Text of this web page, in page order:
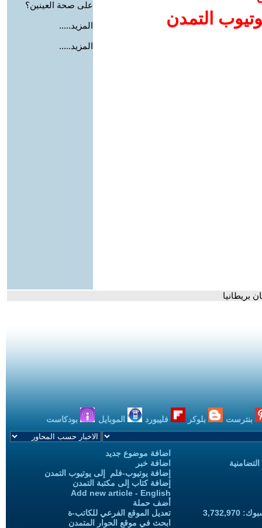
التمدن
على صحة العينين؟
المزيد.....
المزيد.....
بريطانيا
بنترست بلوكر فليبورد الموبايل بودكاست
اضافة موضوع جديد
اضافة خبر
إضافة يوتيوب-فلم إلى يوتيوب التمدن
إضافة كتاب إلى مكتبة التمدن
Add new article - English
أضف حملة
تعديل الموقع الفرعي للكاتب-ة
ابحث في موقع الحوار المتمدن